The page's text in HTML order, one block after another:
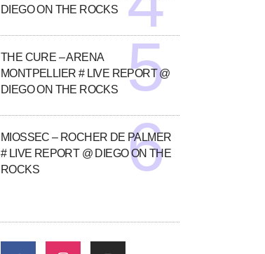
DIEGO ON THE ROCKS
THE CURE – ARENA
MONTPELLIER # LIVE REPORT @
DIEGO ON THE ROCKS
MIOSSEC – ROCHER DE PALMER
# LIVE REPORT @ DIEGO ON THE
ROCKS